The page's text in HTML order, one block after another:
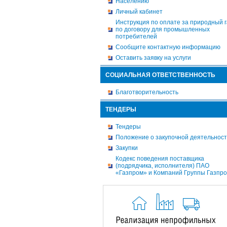
Личный кабинет
Инструкция по оплате за природный
по договору для промышленных
потребителей
Сообщите контактную информацию
Оставить заявку на услуги
СОЦИАЛЬНАЯ ОТВЕТСТВЕННОСТЬ
Благотворительность
ТЕНДЕРЫ
Тендеры
Положение о закупочной
Закупки
Кодекс поведения поставщика
(подрядчика, исполнителя) ПАО
«Газпром» и Компаний Группы